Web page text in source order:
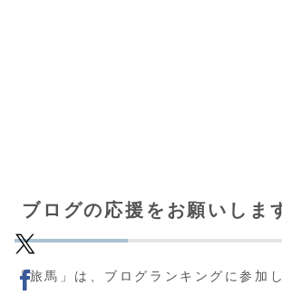
ブログの応援をお願いしま
「旅馬」は、ブログランキングに参加